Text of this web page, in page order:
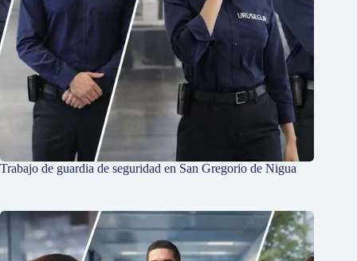
Trabajo de guardia de seguridad en San Gregorio de Nigua